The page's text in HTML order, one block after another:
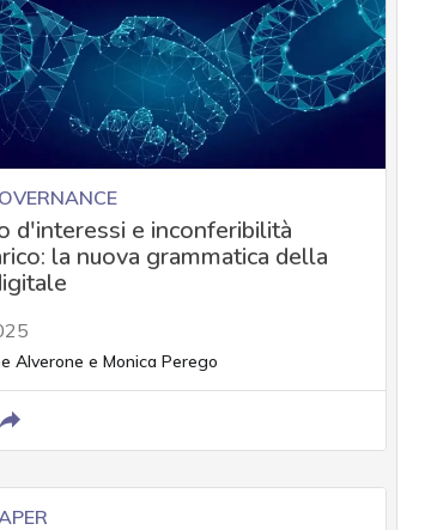
d'interessi e inconferibilità
la nuova grammatica della
Alverone e Monica Perego